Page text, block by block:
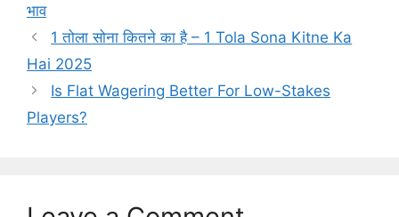
भाव
1 तोला सोना कितने का है – 1 Tola Sona Kitne Ka
Hai 2025
Is Flat Wagering Better For Low-Stakes
Players?